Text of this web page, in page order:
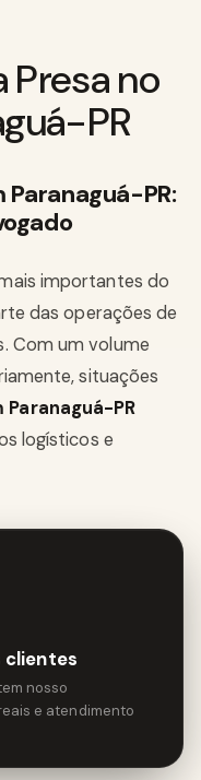
Presa no
PR
PR:
importantes do
das operações de
Com um volume
situações
PR
logísticos e
clientes
nosso
e atendimento